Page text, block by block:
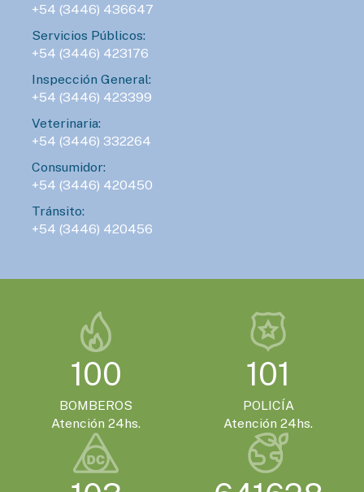
+54 (3446) 436647
Servicios Públicos:
+54 (3446) 423176
Inspección General:
+54 (3446) 423399
Veterinaria:
+54 (3446) 332264
Consumidor:
+54 (3446) 420450
Tránsito:
+54 (3446) 420456
100
BOMBEROS
Atención 24hs.
101
POLICÍA
Atención 24hs.